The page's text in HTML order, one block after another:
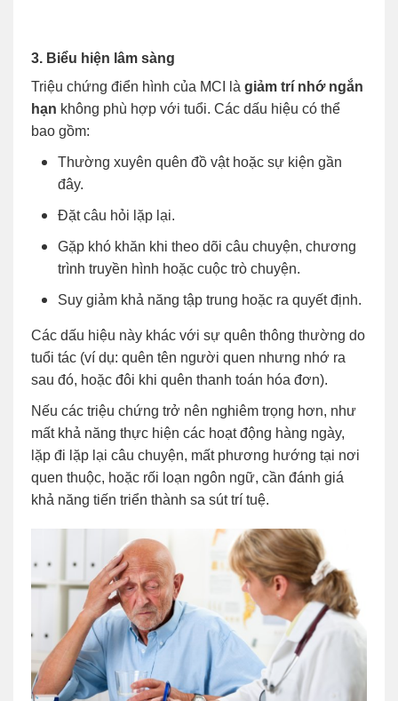
3. Biểu hiện lâm sàng
Triệu chứng điển hình của MCI là giảm trí nhớ ngắn
hạn không phù hợp với tuổi. Các dấu hiệu có thể
bao gồm:
Thường xuyên quên đồ vật hoặc sự kiện gần
đây.
Đặt câu hỏi lặp lại.
Gặp khó khăn khi theo dõi câu chuyện, chương
trình truyền hình hoặc cuộc trò chuyện.
Suy giảm khả năng tập trung hoặc ra quyết định.
Các dấu hiệu này khác với sự quên thông thường do
tuổi tác (ví dụ: quên tên người quen nhưng nhớ ra
sau đó, hoặc đôi khi quên thanh toán hóa đơn).
Nếu các triệu chứng trở nên nghiêm trọng hơn, như
mất khả năng thực hiện các hoạt động hàng ngày,
lặp đi lặp lại câu chuyện, mất phương hướng tại nơi
quen thuộc, hoặc rối loạn ngôn ngữ, cần đánh giá
khả năng tiến triển thành sa sút trí tuệ.